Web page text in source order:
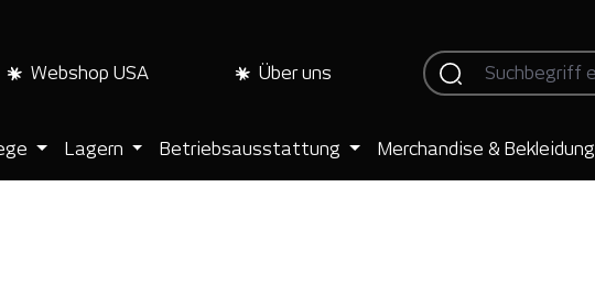
Webshop USA Über uns
Lagern Betriebsausstattung Merchandise & Bekleidung